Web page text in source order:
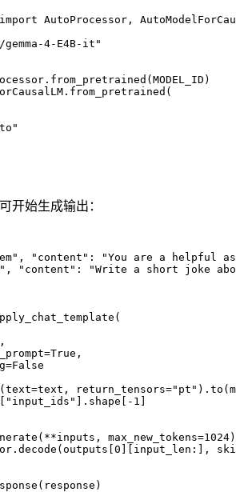
AutoProcessor,
gemma-4-E4B-it"
开始生成输出：
"content": "You are a helpful
"content": "Write a short joke
1]
max_new_tokens=1024)